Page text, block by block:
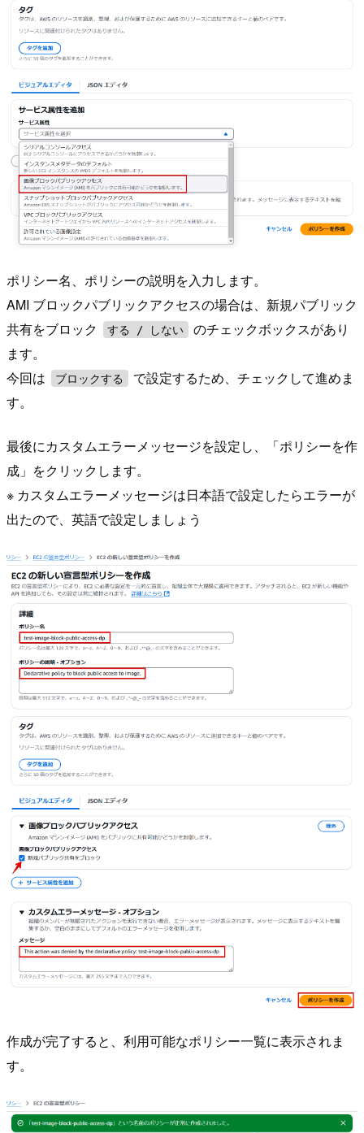
ポリシー名、ポリシーの説明を入力します。
AMI ブロックパブリックアクセスの場合は、新規パブリック
共有をブロック
する / しない
のチェックボックスがあり
ます。
今回は
ブロックする
で設定するため、チェックして進めま
す。
最後にカスタムエラーメッセージを設定し、「ポリシーを作
成」をクリックします。
※ カスタムエラーメッセージは日本語で設定したらエラーが
出たので、英語で設定しましょう
作成が完了すると、利用可能なポリシー一覧に表示されま
す。